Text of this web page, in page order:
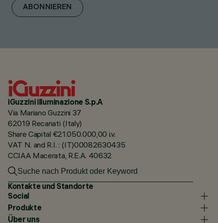
ABONNIEREN
iGuzzini illuminazione S.p.A
Via Mariano Guzzini 37
62019 Recanati (Italy)
Share Capital €21.050.000,00 i.v.
VAT N. and R.I. : (IT)00082630435
CCIAA Macerata, R.E.A. 40632
Kontakte und Standorte
Social
Produkte
Über uns